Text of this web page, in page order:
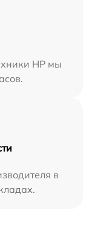
HP мы
в